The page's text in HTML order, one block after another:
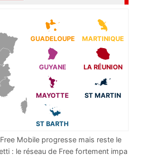
GUADELOUPE MARTINIQUE
GUYANE LA RÉUNION
MAYOTTE ST MARTIN
ST BARTH
Mobile progresse mais reste le
...
: le réseau de Free fortement impa